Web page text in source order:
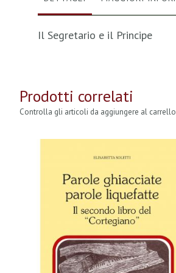
Il Segretario e il Principe
Prodotti correlati
Controlla gli articoli da aggiungere al